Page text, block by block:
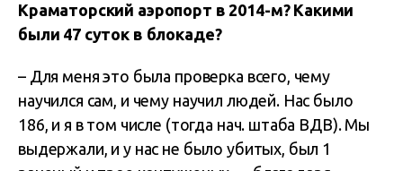
Краматорский аэропорт в 2014-м? Какими
были 47 суток в блокаде?
– Для меня это была проверка всего, чему
научился сам, и чему научил людей. Нас было
186, и я в том числе (тогда нач. штаба ВДВ). Мы
выдержали, и у нас не было убитых, был 1